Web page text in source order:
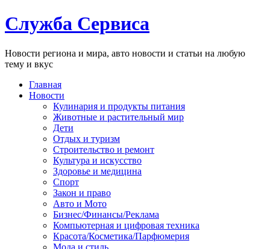
Служба Сервиса
Новости региона и мира, авто новости и статьи на любую
тему и вкус
Главная
Новости
Кулинария и продукты питания
Животные и растительный мир
Дети
Отдых и туризм
Строительство и ремонт
Культура и искусство
Здоровье и медицина
Спорт
Закон и право
Авто и Мото
Бизнес/Финансы/Реклама
Компьютерная и цифровая техника
Красота/Косметика/Парфюмерия
Мода и стиль